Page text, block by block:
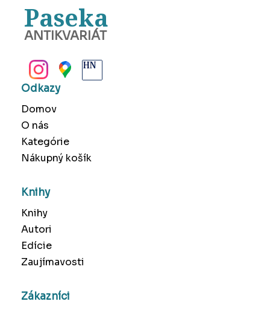
Paseka
ANTIKVARIÁT
Odkazy
Domov
O nás
Kategórie
Nákupný košík
Knihy
Knihy
Autori
Edície
Zaujímavosti
Zákazníci